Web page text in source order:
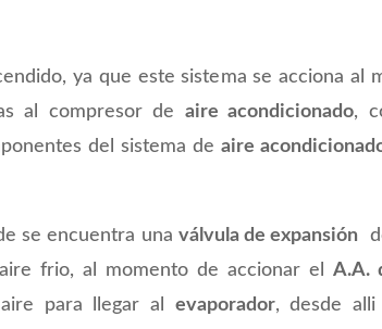
ya que este sistema se acciona
al compresor de aire acondicionado,
del sistema deaire
se encuentra una válvula de expansión
frio, al momento de accionar elA.A.
para llegar al evaporador, desde alli